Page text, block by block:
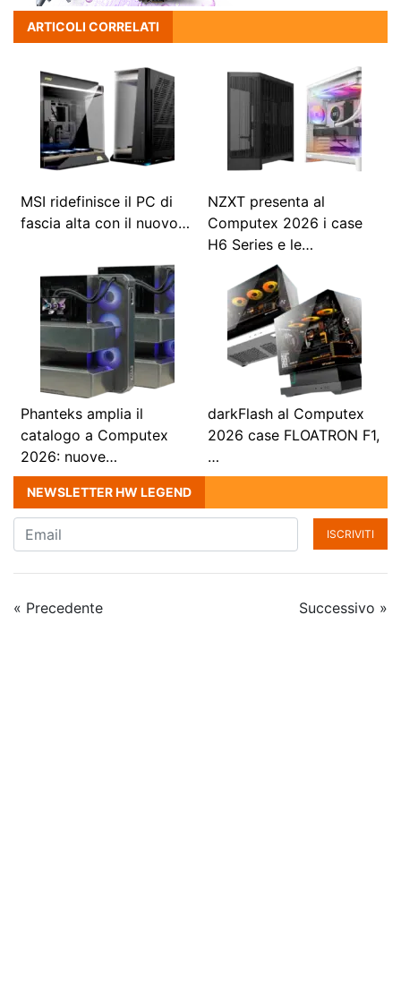
ARTICOLI CORRELATI
MSI ridefinisce il PC di
fascia alta con il nuovo…
NZXT presenta al
Computex 2026 i case
H6 Series e le…
Phanteks amplia il
catalogo a Computex
2026: nuove…
darkFlash al Computex
2026 case FLOATRON F1,
…
NEWSLETTER HW LEGEND
ISCRIVITI
« Precedente Successivo »